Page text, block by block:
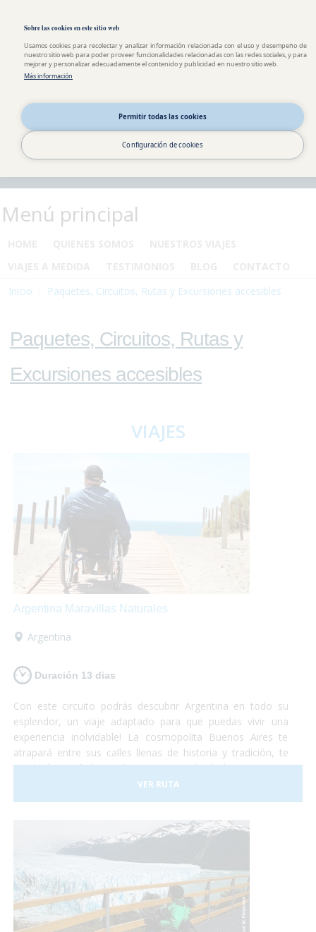
Sobre las cookies en este sitio web
Usamos cookies para recolectar y analizar información relacionada con el uso y desempeño de
nuestro sitio web para poder proveer funcionalidades relacionadas con las redes sociales, y para
mejorar y personalizar adecuadamente el contenido y publicidad en nuestro sitio web.
Más información
Permitir todas las cookies
Configuración de cookies
Menú principal
Inicio
Paquetes, Circuitos, Rutas y Excursiones accesibles
Paquetes, Circuitos, Rutas y
Excursiones accesibles
VIAJES
Argentina Maravillas Naturales
Argentina
Duración 13 dias
Con este circuito podrás descubrir Argentina en todo su
esplendor, un viaje adaptado para que puedas vivir una
experiencia inolvidable! La cosmopolita Buenos Aires te
atrapará entre sus calles llenas de historia y tradición, te
quedarás con la boca abierta contemplando la imponencia
del Glaciar Perito Moreno, te emocionarás al sentir la
presencia de las ballenas a tu alrededor y podrás disfrutar
animas? Turismo accesible con todas las garantías!
VER RUTA